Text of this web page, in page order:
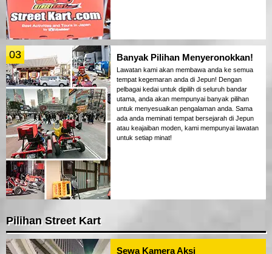
03 Banyak Pilihan Menyeronokkan!
Lawatan kami akan membawa anda ke semua
tempat kegemaran anda di Jepun! Dengan
pelbagai kedai untuk dipilih di seluruh bandar
utama, anda akan mempunyai banyak pilihan
untuk menyesuaikan pengalaman anda. Sama
ada anda meminati tempat bersejarah di Jepun
atau keajaiban moden, kami mempunyai lawatan
untuk setiap minat!
Pilihan Street Kart
Sewa Kamera Aksi